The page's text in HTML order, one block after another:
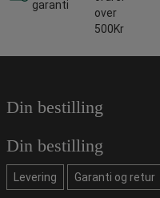
garanti
over
500Kr
Din bestilling
Din bestilling
Levering Garanti og retur